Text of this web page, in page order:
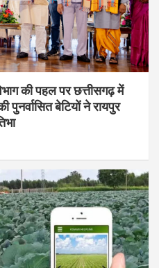
की पहल पर छत्तीसगढ़ में
बेटियों ने रायपुर